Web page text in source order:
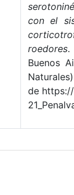
con el
roedores.
Buenos
de